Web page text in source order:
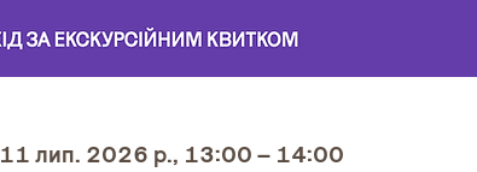
11 лип. 2026 р., 13:00 – 14:00